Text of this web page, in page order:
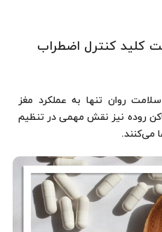
کلید کنترل اضطراب
روان تنها به عملکرد مغز
روده نیز نقش مهمی در تنظیم
می‌کنند.